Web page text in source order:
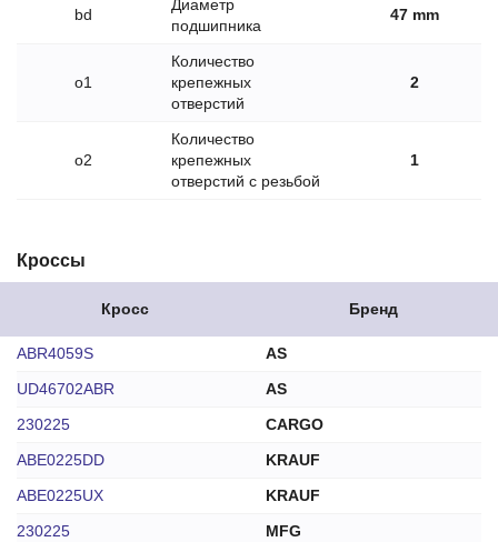
bd
Диаметр
подшипника
47 mm
o1
Количество
крепежных
отверстий
2
o2
Количество
крепежных
отверстий с резьбой
1
Кроссы
Кросс Бренд
ABR4059S
AS
UD46702ABR
AS
230225
CARGO
ABE0225DD
KRAUF
ABE0225UX
KRAUF
230225
MFG